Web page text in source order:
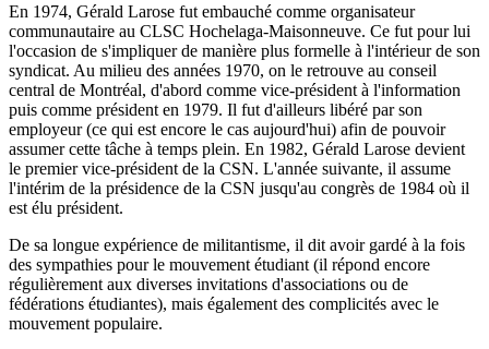
En 1974, Gérald Larose fut embauché comme organisateur
communautaire au CLSC Hochelaga-Maisonneuve. Ce fut pour lui
l'occasion de s'impliquer de manière plus formelle à l'intérieur de son
syndicat. Au milieu des années 1970, on le retrouve au conseil
central de Montréal, d'abord comme vice-président à l'information
puis comme président en 1979. Il fut d'ailleurs libéré par son
employeur (ce qui est encore le cas aujourd'hui) afin de pouvoir
assumer cette tâche à temps plein. En 1982, Gérald Larose devient
le premier vice-président de la CSN. L'année suivante, il assume
l'intérim de la présidence de la CSN jusqu'au congrès de 1984 où il
est élu président.
De sa longue expérience de militantisme, il dit avoir gardé à la fois
des sympathies pour le mouvement étudiant (il répond encore
régulièrement aux diverses invitations d'associations ou de
fédérations étudiantes), mais également des complicités avec le
mouvement populaire.